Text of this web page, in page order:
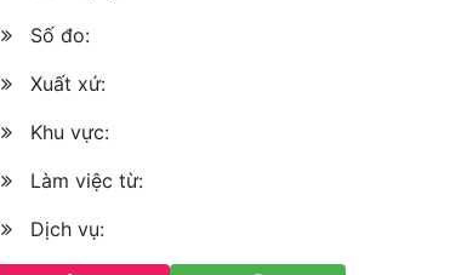
Số đo:
Xuất xứ:
Khu vực:
Làm việc từ:
Dịch vụ: